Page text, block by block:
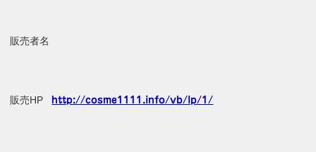
販売者名
販売HP http://cosme1111.info/vb/lp/1/